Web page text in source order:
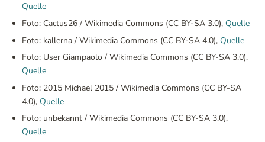
Quelle
Foto: Cactus26 / Wikimedia Commons (CC BY-SA 3.0), Quelle
Foto: kallerna / Wikimedia Commons (CC BY-SA 4.0), Quelle
Foto: User Giampaolo / Wikimedia Commons (CC BY-SA 3.0),
Quelle
Foto: 2015 Michael 2015 / Wikimedia Commons (CC BY-SA
4.0), Quelle
Foto: unbekannt / Wikimedia Commons (CC BY-SA 3.0),
Quelle